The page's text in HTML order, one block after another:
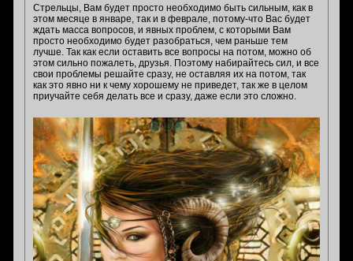
Стрельцы, Вам будет просто необходимо быть сильным, как в
этом месяце в январе, так и в феврале, потому-что Вас будет
ждать масса вопросов, и явных проблем, с которыми Вам
просто необходимо будет разобраться, чем раньше тем
лучше. Так как если оставить все вопросы на потом, можно об
этом сильно пожалеть, друзья. Поэтому набирайтесь сил, и все
свои проблемы решайте сразу, не оставляя их на потом, так
как это явно ни к чему хорошему не приведет, так же в целом
приучайте себя делать все и сразу, даже если это сложно.